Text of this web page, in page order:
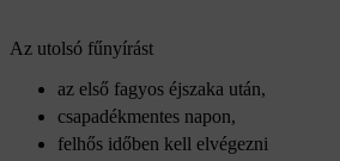
Az utolsó fűnyírást
az első fagyos éjszaka után,
csapadékmentes napon,
felhős időben kell elvégezni